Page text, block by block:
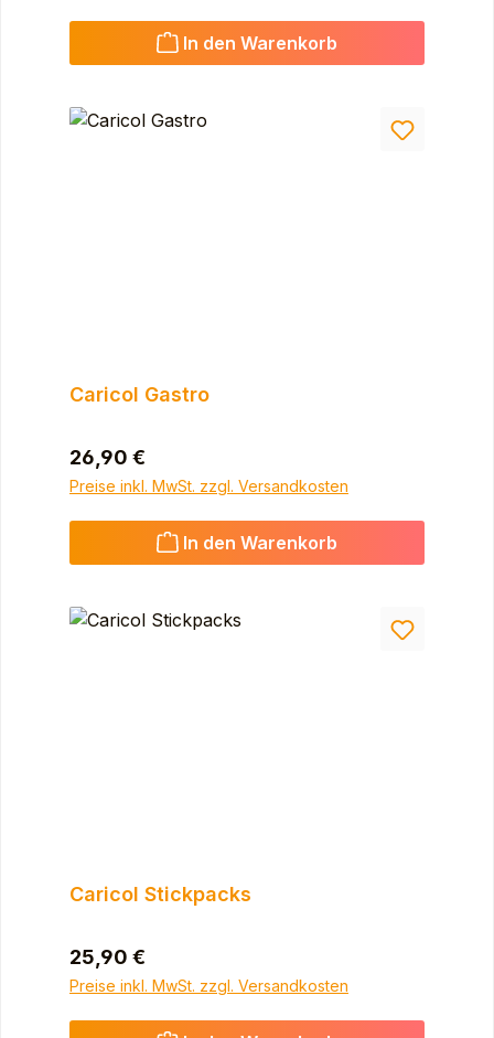
In den Warenkorb
Caricol Gastro
Regulärer Preis:
26,90 €
Preise inkl. MwSt. zzgl. Versandkosten
In den Warenkorb
Caricol Stickpacks
Regulärer Preis:
25,90 €
Preise inkl. MwSt. zzgl. Versandkosten